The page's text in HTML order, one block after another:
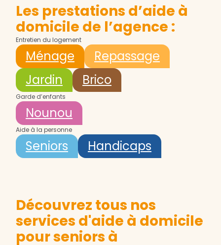
Les prestations d’aide à
domicile de l’agence :
Entretien du logement
Ménage
Repassage
Jardin
Brico
Garde d’enfants
Nounou
Aide à la personne
Seniors Handicaps
Découvrez tous nos
services d'aide à domicile
pour seniors à